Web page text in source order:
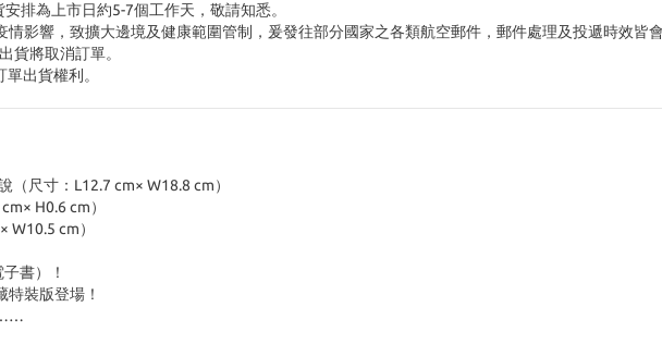
排為上市日約5-7個工作天，敬請知悉。
影響，致擴大邊境及健康範圍管制，爰發往部分國家之各類航空郵件，郵件處理及投遞時效皆會
貨將取消訂單。
出貨權利。
尺寸：L12.7 cm× W18.8 cm）
H0.6 cm）
cm）
書）！
裝版登場！
……